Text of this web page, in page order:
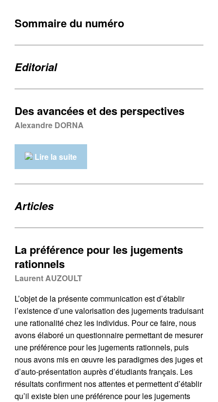
Sommaire du numéro
Editorial
Des avancées et des perspectives
Alexandre DORNA
Lire la suite
Articles
La préférence pour les jugements
rationnels
Laurent AUZOULT
L’objet de la présente communication est d’établir
l’existence d’une valorisation des jugements traduisant
une rationalité chez les individus. Pour ce faire, nous
avons élaboré un questionnaire permettant de mesurer
une préférence pour les jugements rationnels, puis
nous avons mis en œuvre les paradigmes des juges et
d’auto-présentation auprès d’étudiants français. Les
résultats confirment nos attentes et permettent d’établir
qu’il existe bien une préférence pour les jugements